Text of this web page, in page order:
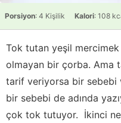
Porsiyon: 4 Kişilik Kalori: 108
Tok tutan yeşil
olmayan bir çorba. Ama
tarif veriyorsa bir sebebi
bir sebebi de adında
çok tok tutuyor. İkinci